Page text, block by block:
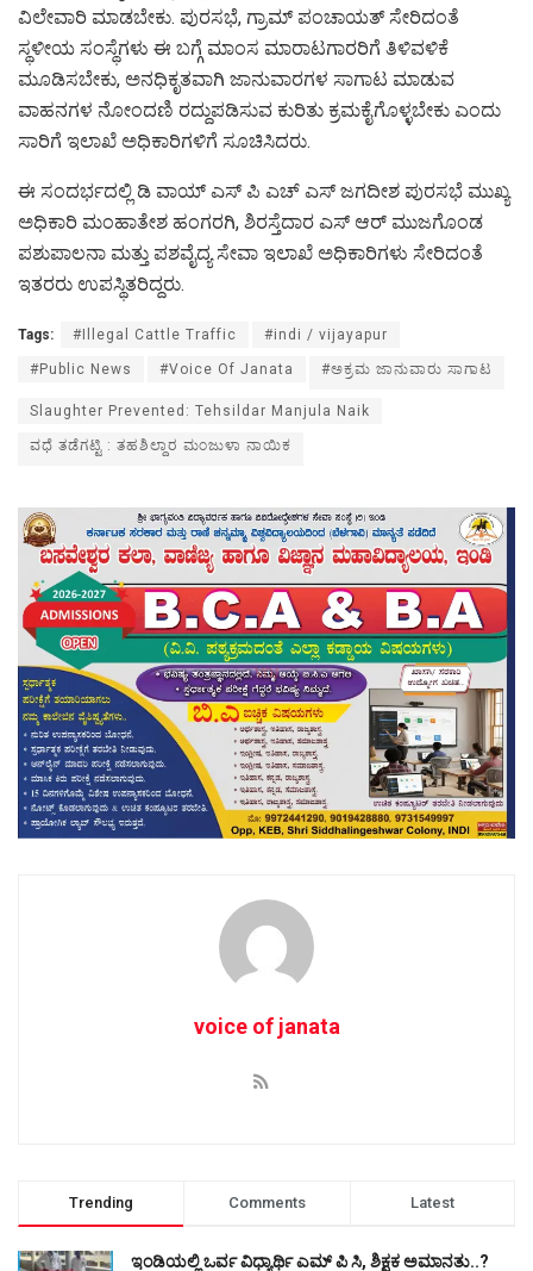
ವಿಲೇವಾರಿ ಮಾಡಬೇಕು. ಪುರಸಭೆ, ಗ್ರಾಮ್ ಪಂಚಾಯತ್ ಸೇರಿದಂತೆ
ಸ್ಥಳೀಯ ಸಂಸ್ಥೆಗಳು ಈ ಬಗ್ಗೆ ಮಾಂಸ ಮಾರಾಟಗಾರರಿಗೆ ತಿಳಿವಳಿಕೆ
ಮೂಡಿಸಬೇಕು, ಅನಧಿಕೃತವಾಗಿ ಜಾನುವಾರಗಳ ಸಾಗಾಟ ಮಾಡುವ
ವಾಹನಗಳ ನೋಂದಣಿ ರದ್ದುಪಡಿಸುವ ಕುರಿತು ಕ್ರಮಕೈಗೊಳ್ಳಬೇಕು ಎಂದು
ಸಾರಿಗೆ ಇಲಾಖೆ ಅಧಿಕಾರಿಗಳಿಗೆ ಸೂಚಿಸಿದರು.
ಈ ಸಂದರ್ಭದಲ್ಲಿ ಡಿ ವಾಯ್ ಎಸ್ ಪಿ ಎಚ್ ಎಸ್ ಜಗದೀಶ ಪುರಸಭೆ ಮುಖ್ಯ
ಅಧಿಕಾರಿ ಮಂಹಾತೇಶ ಹಂಗರಗಿ, ಶಿರಸ್ತೆದಾರ ಎಸ್ ಆರ್ ಮುಜಗೊಂಡ
ಪಶುಪಾಲನಾ ಮತ್ತು ಪಶವೈದ್ಯ ಸೇವಾ ಇಲಾಖೆ ಅಧಿಕಾರಿಗಳು ಸೇರಿದಂತೆ
ಇತರರು ಉಪಸ್ಥಿತರಿದ್ದರು.
Tags: #Illegal Cattle Traffic #indi / vijayapur
#Public News #Voice Of Janata #ಅಕ್ರಮ ಜಾನುವಾರು ಸಾಗಾಟ
Slaughter Prevented: Tehsildar Manjula Naik
ವಧೆ ತಡೆಗಟ್ಟಿ : ತಹಶಿಲ್ದಾರ‌ ಮಂಜುಳಾ ‌ನಾಯಿಕ
voice of janata
Trending Comments Latest
ಇಂಡಿಯಲ್ಲಿ ಒರ್ವ ವಿಧ್ಯಾರ್ಥಿ ಎಮ್ ಪಿ ಸಿ, ಶಿಕ್ಷಕ ಅಮಾನತು..?